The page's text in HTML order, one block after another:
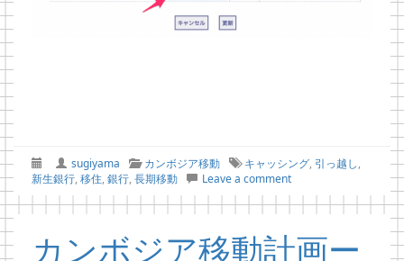
sugiyama カンボジア移動 キャッシング, 引っ越し,
新生銀行, 移住, 銀行, 長期移動 Leave a comment
カンボジア移動計画ー